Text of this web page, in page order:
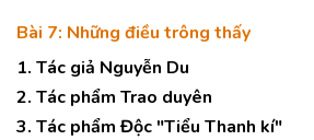
Bài 7: Những điều trông thấy
1. Tác giả Nguyễn Du
2. Tác phẩm Trao duyên
3. Tác phẩm Độc "Tiểu Thanh kí"